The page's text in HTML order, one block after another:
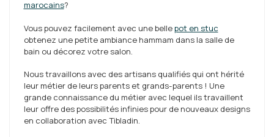
marocains?
Vous pouvez facilement avec une bellepot en stuc
obtenez une petite ambiance hammam dans la salle de
bain ou décorez votre salon.
Nous travaillons avec des artisans qualifiés qui ont hérité
leur métier de leurs parents et grands-parents ! Une
grande connaissance du métier avec lequel ils travaillent
leur offre des possibilités infinies pour de nouveaux designs
en collaboration avec Tibladin.